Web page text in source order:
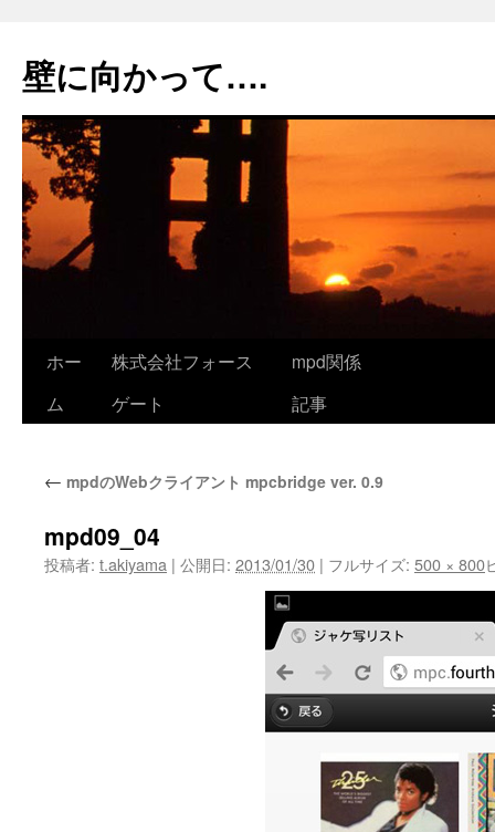
テ
ン
へ
ス
キ
ッ
プ
壁に向かって….
ホー
ム
株式会社フォース
ゲート
mpd関係
記事
← mpdのWebクライアント mpcbridge ver. 0.9
mpd09_04
投稿者: t.akiyama | 公開日: 2013/01/30 | フルサイズ: 500 × 800